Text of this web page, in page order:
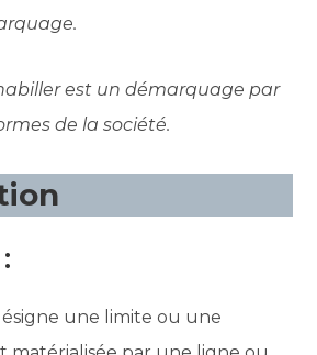
est un démarquage par
de la société.
une limite ou une